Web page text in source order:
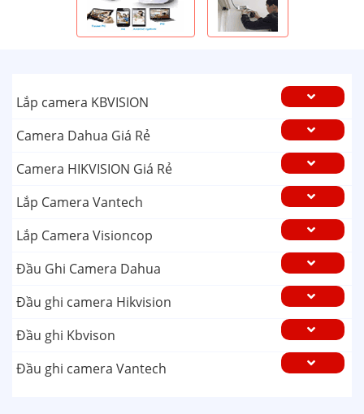
Lắp camera KBVISION
Camera Dahua Giá Rẻ
Camera HIKVISION Giá Rẻ
Lắp Camera Vantech
Lắp Camera Visioncop
Đầu Ghi Camera Dahua
Đầu ghi camera Hikvision
Đầu ghi Kbvison
Đầu ghi camera Vantech